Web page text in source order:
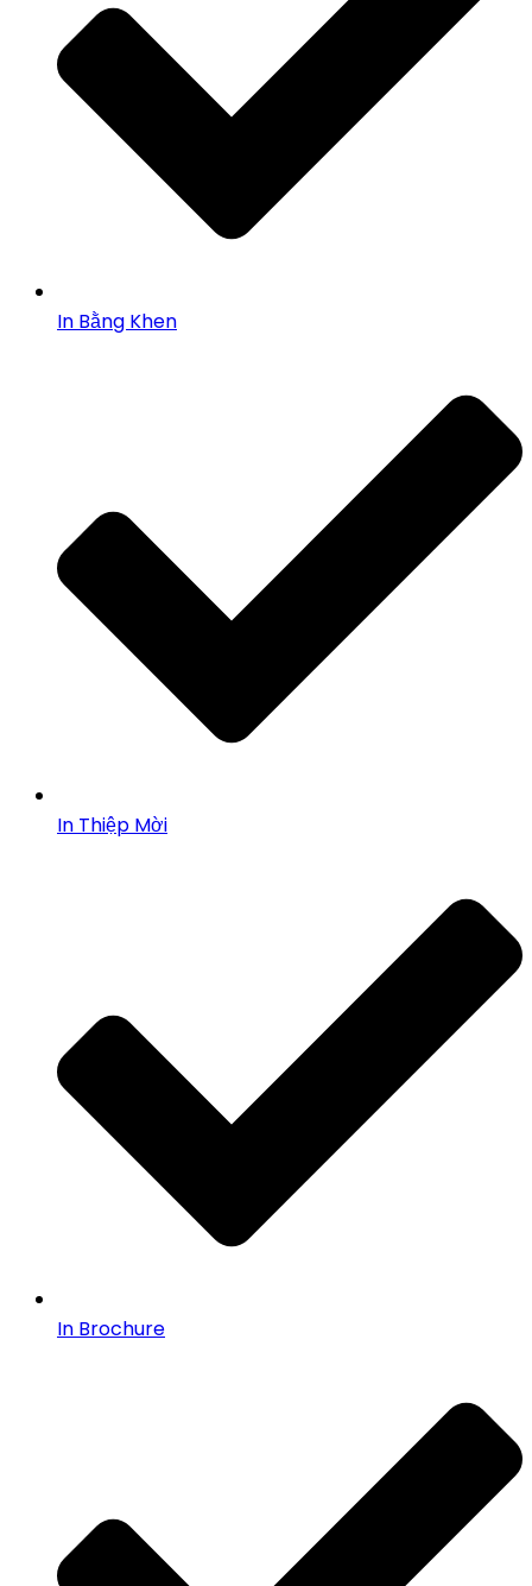
In Bằng Khen
In Thiệp Mời
In Brochure